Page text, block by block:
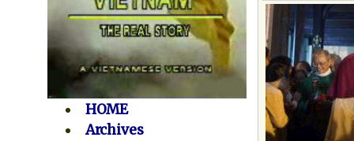
HOME
Archives